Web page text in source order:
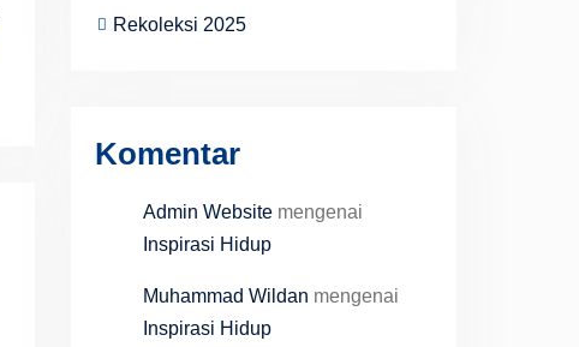
Rekoleksi 2025
Komentar
Admin Website mengenai
Inspirasi Hidup
Muhammad Wildan mengenai
Inspirasi Hidup